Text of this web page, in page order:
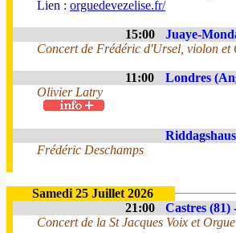
Lien : orguedevezelise.fr/
15:00 Juaye-
Concert de Frédéric d'Ursel, violon et
11:00 Londres
Olivier Latry
Frédéric Deschamps
Samedi 25 Juillet 2026
21:00
Castres (81)
Concert de la St Jacques Voix et Orgue